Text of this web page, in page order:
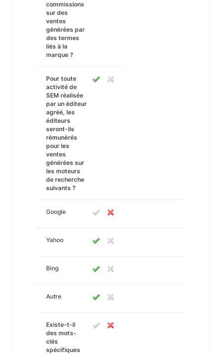
commissions
sur des
ventes
générées par
des termes
liés à la
marque ?
Pour toute
activité de
SEM réalisée
par un éditeur
agréé, les
éditeurs
seront-ils
rémunérés
pour les
ventes
générées sur
les moteurs
de recherche
suivants ?
Google
Yahoo
Bing
Autre
Existe-t-il
des mots-
clés
spécifiques